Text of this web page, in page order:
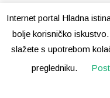
Internet portal Hladna
bolje korisničko
slažete s upotrebom
pregledniku.